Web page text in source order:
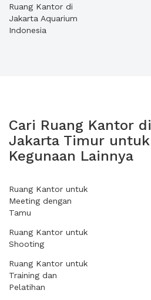
Ruang Kantor di
Jakarta Aquarium
Indonesia
Cari Ruang Kantor di
Jakarta Timur untuk
Kegunaan Lainnya
Ruang Kantor untuk
Meeting dengan
Tamu
Ruang Kantor untuk
Shooting
Ruang Kantor untuk
Training dan
Pelatihan